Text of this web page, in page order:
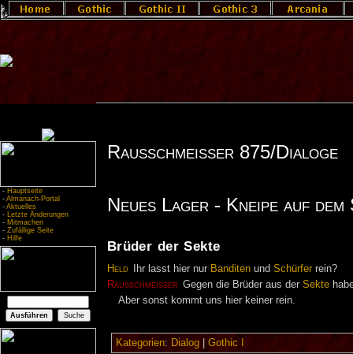
- Hauptseite
- Almanach-Portal
- Aktuelles
- Letzte Änderungen
- Mitmachen
- Zufällige Seite
- Hilfe
Rausschmeisser 875/Dialoge
Neues Lager - Kneipe auf dem
Brüder der Sekte
Held Ihr lasst hier nur Banditen undSchürfer rein?
Rausschmeisser Gegen die Brüder aus derSekte
Aber sonst kommt uns hier keiner rein.
Kategorien: Dialog| Gothic I